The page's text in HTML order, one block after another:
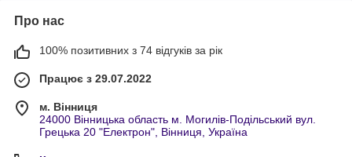
Про нас
100% позитивних з 74 відгуків за рік
Працює з 29.07.2022
м. Вінниця
24000 Вінницька область м. Могилів-Подільський вул.
Грецька 20 "Електрон", Вінниця, Україна